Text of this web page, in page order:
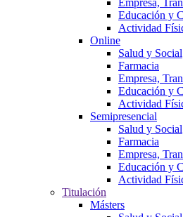
Empresa,
Educación y
Actividad
Online
Salud y Social
Farmacia
Empresa,
Educación y
Actividad
Semipresencial
Salud y Social
Farmacia
Empresa,
Educación y
Actividad
Titulación
Másters